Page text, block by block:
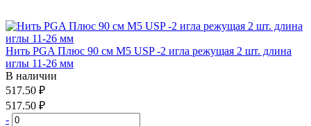
Нить PGA Плюс 90 см М5 USP -2 игла режущая 2 шт. длина
иглы 11-26 мм
В наличии
517.50 ₽
517.50 ₽
-